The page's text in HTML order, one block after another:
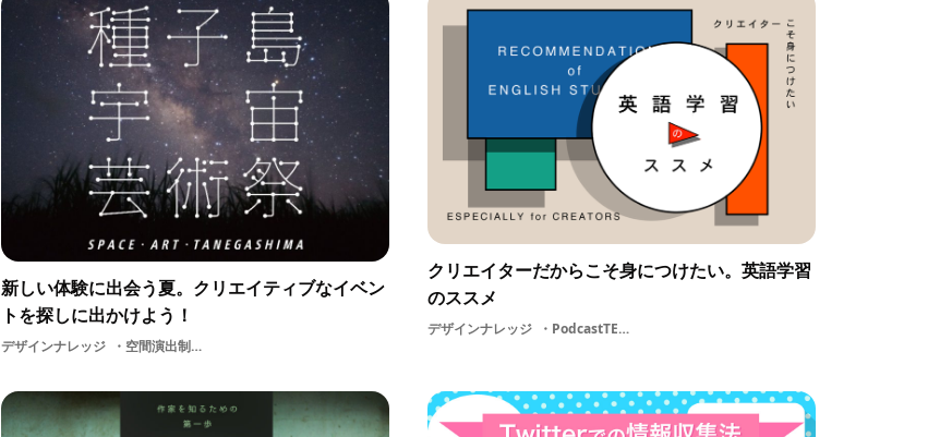
新しい体験に出会う夏。クリエイティブなイベン
トを探しに出かけよう！
デザインナレッジ 空間演出制作表現DESIGNアイデアインプット情報収集エンタメデザイン休日アート夏休みデザインウィーク展示夏情報イベント
クリエイターだからこそ身につけたい。英語学習
のススメ
デザインナレッジ PodcastTEDYoutubeアーティストインプットグローバル学生デザイン学習英語海外イラストレーター